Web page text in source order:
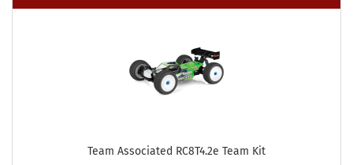
Team Associated RC8T4.2e Team Kit